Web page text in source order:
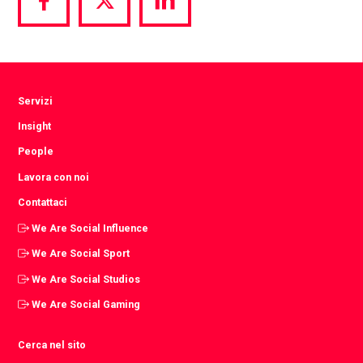
Share
via
Share
via
Share
via
Servizi
Insight
People
Lavora con noi
Contattaci
We Are Social Influence
We Are Social Sport
We Are Social Studios
We Are Social Gaming
Cerca nel sito